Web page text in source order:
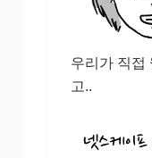
우리가 직접
고..